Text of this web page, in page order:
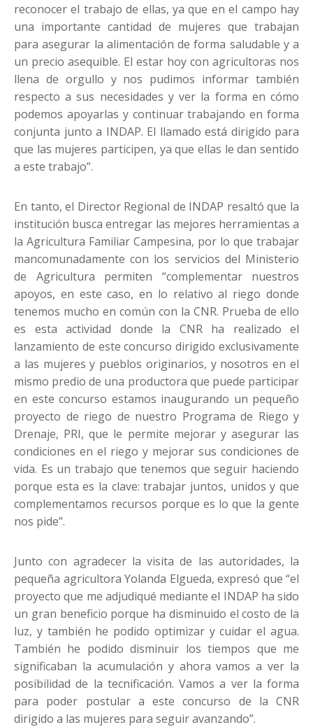
reconocer el trabajo de ellas, ya que en el campo hay
una importante cantidad de mujeres que trabajan
para asegurar la alimentación de forma saludable y a
un precio asequible. El estar hoy con agricultoras nos
llena de orgullo y nos pudimos informar también
respecto a sus necesidades y ver la forma en cómo
podemos apoyarlas y continuar trabajando en forma
conjunta junto a INDAP. El llamado está dirigido para
que las mujeres participen, ya que ellas le dan sentido
a este trabajo”.
En tanto, el Director Regional de INDAP resaltó que la
institución busca entregar las mejores herramientas a
la Agricultura Familiar Campesina, por lo que trabajar
mancomunadamente con los servicios del Ministerio
de Agricultura permiten “complementar nuestros
apoyos, en este caso, en lo relativo al riego donde
tenemos mucho en común con la CNR. Prueba de ello
es esta actividad donde la CNR ha realizado el
lanzamiento de este concurso dirigido exclusivamente
a las mujeres y pueblos originarios, y nosotros en el
mismo predio de una productora que puede participar
en este concurso estamos inaugurando un pequeño
proyecto de riego de nuestro Programa de Riego y
Drenaje, PRI, que le permite mejorar y asegurar las
condiciones en el riego y mejorar sus condiciones de
vida. Es un trabajo que tenemos que seguir haciendo
porque esta es la clave: trabajar juntos, unidos y que
complementamos recursos porque es lo que la gente
nos pide”.
Junto con agradecer la visita de las autoridades, la
pequeña agricultora Yolanda Elgueda, expresó que “el
proyecto que me adjudiqué mediante el INDAP ha sido
un gran beneficio porque ha disminuido el costo de la
luz, y también he podido optimizar y cuidar el agua.
También he podido disminuir los tiempos que me
significaban la acumulación y ahora vamos a ver la
posibilidad de la tecnificación. Vamos a ver la forma
para poder postular a este concurso de la CNR
dirigido a las mujeres para seguir avanzando”.